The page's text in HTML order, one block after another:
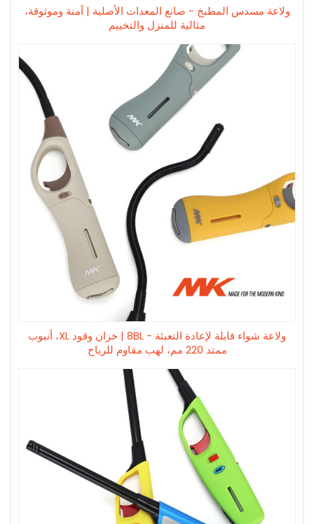
ولاعة مسدس المطبخ - صانع المعدات الأصلية | آمنة وموثوقة،
مثالية للمنزل والتخييم
ولاعة شواء قابلة لإعادة التعبئة - 8BL | خزان وقود XL، أنبوب
ممتد 220 مم، لهب مقاوم للرياح